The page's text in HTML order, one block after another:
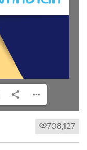
708,127